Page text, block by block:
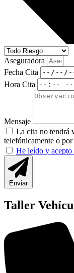
Aseguradora
Fecha Cita
Hora Cita
Mensaje
La cita no tendrá
telefónicamente o por
He leído y
Enviar
Taller